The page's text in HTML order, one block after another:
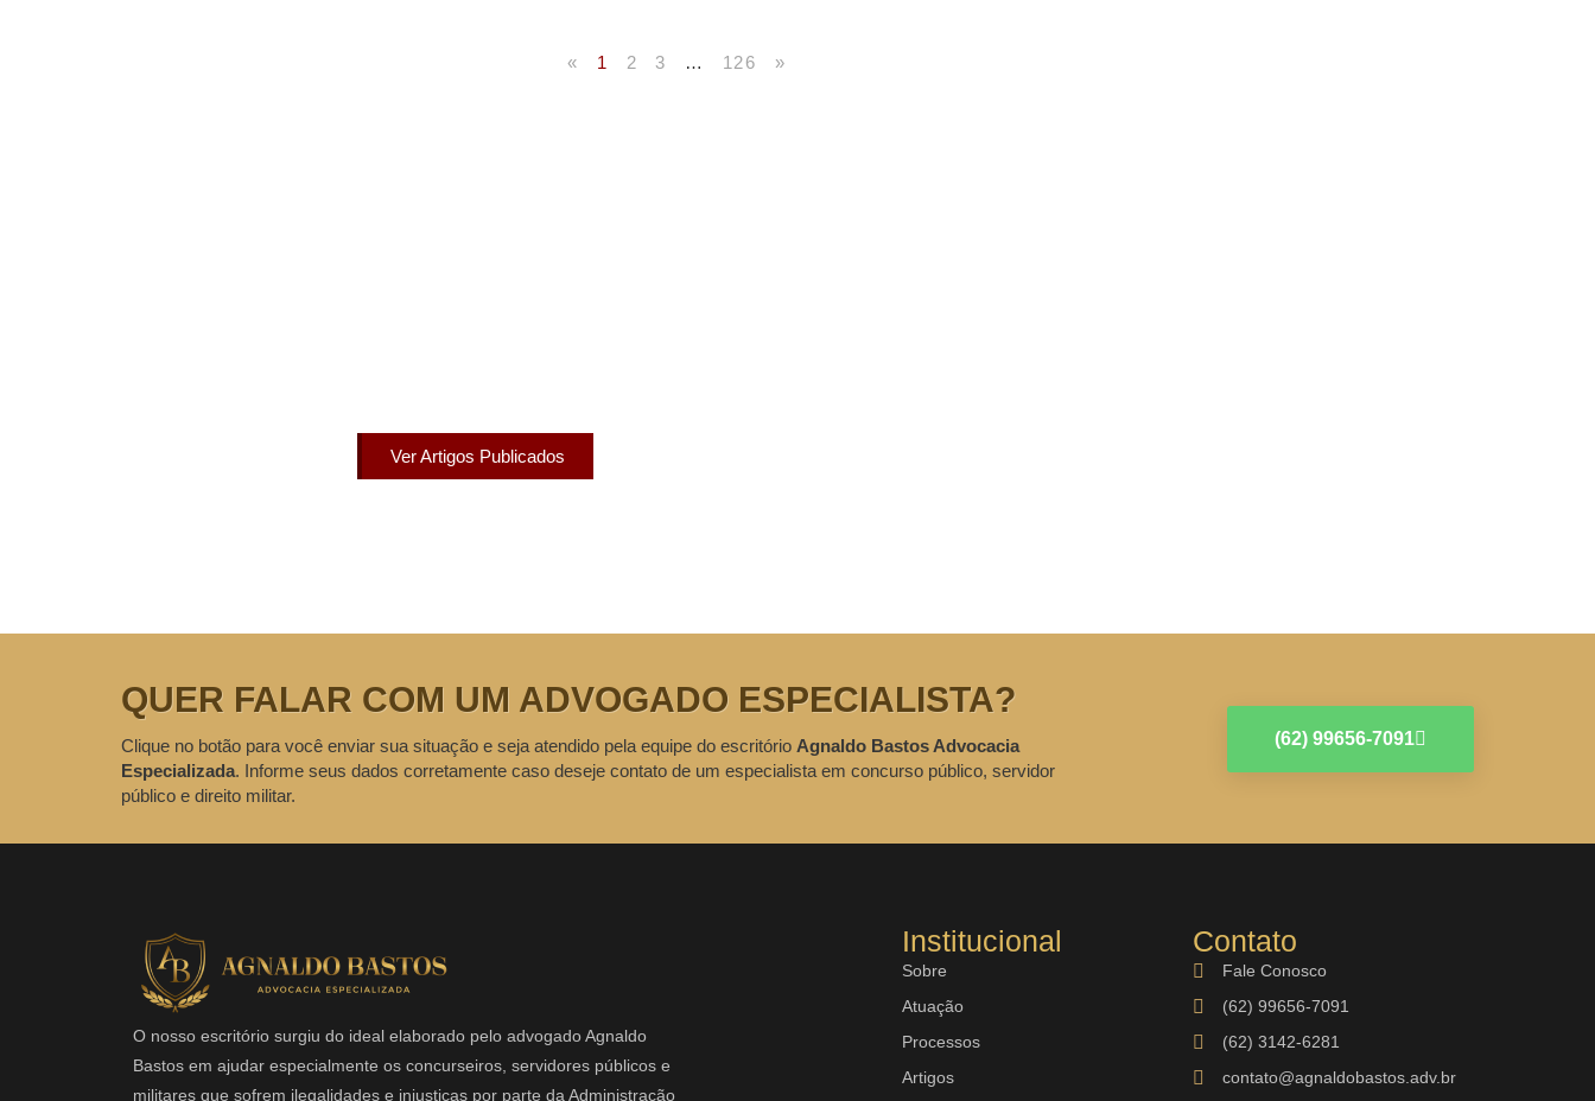
« 1 2 3 … 126 »
Ver Artigos Publicados
QUER FALAR COM UM ADVOGADO ESPECIALISTA?
Clique no botão para você enviar sua situação e seja atendido pela equipe do escritório Agnaldo Bastos Advocacia
Especializada. Informe seus dados corretamente caso deseje contato de um especialista em concurso público, servidor
público e direito militar.
(62) 99656-7091
O nosso escritório surgiu do ideal elaborado pelo advogado Agnaldo
Bastos em ajudar especialmente os concurseiros, servidores públicos e
militares que sofrem ilegalidades e injustiças por parte da Administração
Institucional
Sobre
Atuação
Processos
Artigos
Contato
Fale Conosco
(62) 99656-7091
(62) 3142-6281
contato@agnaldobastos.adv.br